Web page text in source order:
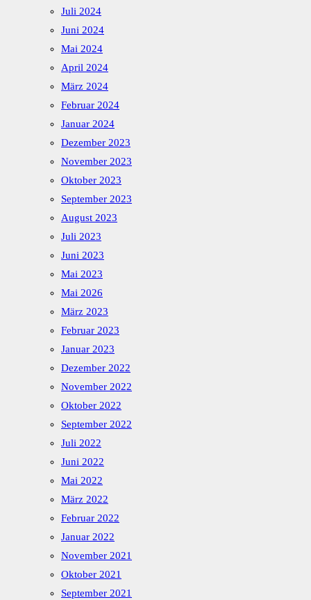
Juli 2024
Juni 2024
Mai 2024
April 2024
März 2024
Februar 2024
Januar 2024
Dezember 2023
November 2023
Oktober 2023
September 2023
August 2023
Juli 2023
Juni 2023
Mai 2023
Mai 2026
März 2023
Februar 2023
Januar 2023
Dezember 2022
November 2022
Oktober 2022
September 2022
Juli 2022
Juni 2022
Mai 2022
März 2022
Februar 2022
Januar 2022
November 2021
Oktober 2021
September 2021